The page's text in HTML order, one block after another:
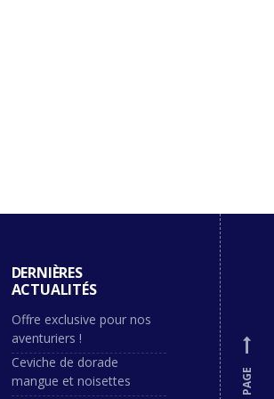
DERNIÈRES
ACTUALITÉS
Offre exclusive pour nos
aventuriers !
Ceviche de dorade
mangue et noisettes